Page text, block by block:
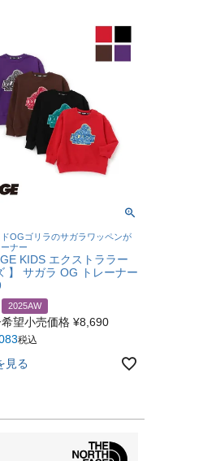
OGゴリラのサガラワッペンが
ナー
KIDS エクストララー
】 サガラ OG トレーナー
2025AW
希望小売価格 ¥8,690
税込
見る